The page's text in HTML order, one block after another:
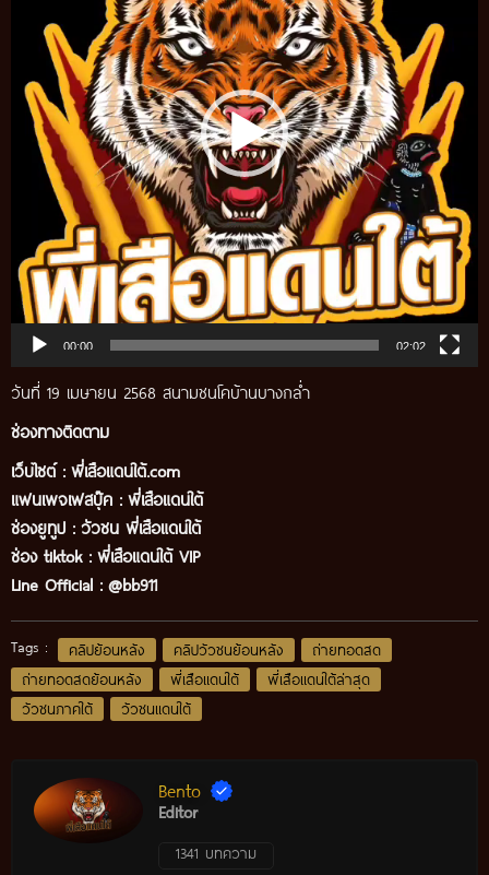
00:00 02:02
วันที่ 19 เมษายน 2568 สนามชนโคบ้านบางกล่ำ
ช่องทางติดตาม
เว็บไซต์ : พี่เสือแดนใต้.com
แฟนเพจเฟสบุ๊ค : พี่เสือแดนใต้
ช่องยูทูป : วัวชน พี่เสือแดนใต้
ช่อง tiktok : พี่เสือแดนใต้ VIP
Line Official : @bb911
Tags : คลิปย้อนหลัง คลิปวัวชนย้อนหลัง
ถ่ายทอดสด
ถ่ายทอดสดย้อนหลัง
พี่เสือแดนใต้
พี่เสือแดนใต้ล่าสุด
วัวชนภาคใต้
วัวชนแดนใต้
Bento
Editor
1341 บทความ